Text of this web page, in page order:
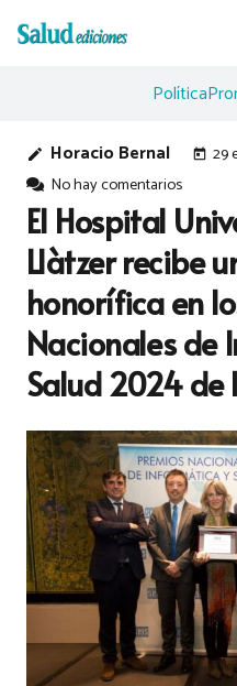
Política
edit Horacio Bernal today 29
No hay comentarios
El Hospital
Llàtzer recibe
honorífica en
Nacionales de
Salud 2024 de